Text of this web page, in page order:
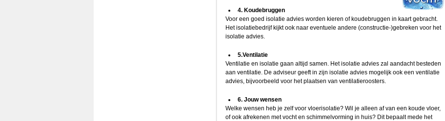
4. Koudebruggen
Voor een goed isolatie advies worden kieren of koudebruggen in kaart gebracht.
Het isolatiebedrijf kijkt ook naar eventuele andere (constructie-)gebreken voor het
isolatie advies.
5.Ventilatie
Ventilatie en isolatie gaan altijd samen. Het isolatie advies zal aandacht besteden
aan ventilatie. De adviseur geeft in zijn isolatie advies mogelijk ook een ventilatie
advies, bijvoorbeeld voor het plaatsen van ventilatieroosters.
6. Jouw wensen
Welke wensen heb je zelf voor vloerisolatie? Wil je alleen af van een koude vloer,
of ook afrekenen met vocht en schimmelvorming in huis? Dit bepaalt mede het